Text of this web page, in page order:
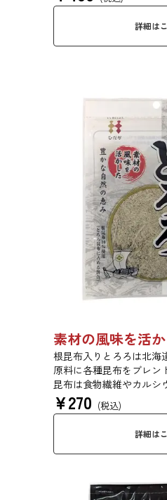
だけます。現代の食生活
詳細は
根昆布入りとろろは北海
原料に各種昆布をブレン
昆布は食物繊維やカルシ
ます。薄くふんわりと削
い物、うどんに入れて美
す。お口の中でとろーり
布入りとろろを是非ご賞
¥270 (税込)
詳細は